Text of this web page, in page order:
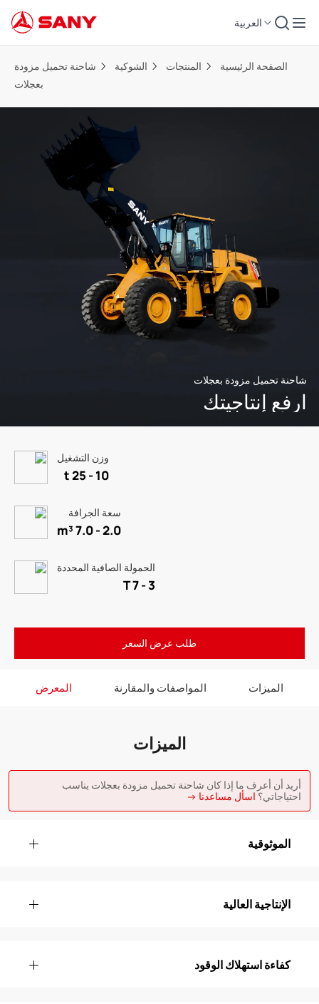
العربية
الصفحة الرئيسية المنتجات الشوكية
شاحنة تحميل مزودة
بعجلات
شاحنة تحميل مزودة بعجلات
ارفع إنتاجيتك
وزن التشغيل
10 - 25 t
سعة الجرافة
2.0 - 7.0 m³
الحمولة الصافية المحددة
3 - 7 T
طلب عرض السعر
الميزات المواصفات والمقارنة المعرض
الميزات
أريد أن أعرف ما إذا كان شاحنة تحميل مزودة بعجلات يناسب
احتياجاتي؟اسأل مساعدنا →
الموثوقية
الإنتاجية العالية
كفاءة استهلاك الوقود